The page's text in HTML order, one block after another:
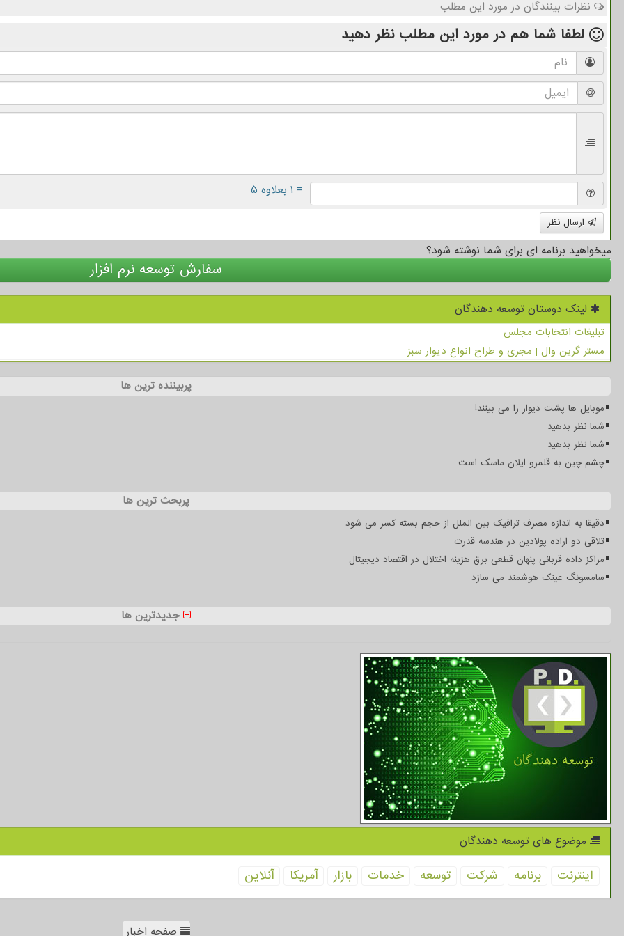
نظرات بینندگان در مورد این مطلب
لطفا شما هم در مورد این مطلب نظر دهید
= ۱ بعلاوه ۵
ارسال نظر
میخواهید برنامه ای برای شما نوشته شود؟
سفارش توسعه نرم افزار
لینک دوستان توسعه دهندگان
تبلیغات انتخابات مجلس
مستر گرین وال | مجری و طراح انواع دیوار سبز
پربیننده ترین ها
موبایل ها پشت دیوار را می بینند!
شما نظر بدهید
شما نظر بدهید
چشم چین به قلمرو ایلان ماسک است
پربحث ترین ها
دقیقا به اندازه مصرف ترافیک بین الملل از حجم بسته کسر می شود
تلاقی دو اراده پولادین در هندسه قدرت
مراکز داده قربانی پنهان قطعی برق هزینه اختلال در اقتصاد دیجیتال
سامسونگ عینک هوشمند می سازد
جدیدترین ها
موضوع های توسعه دهندگان
اینترنت برنامه شركت توسعه خدمات بازار آمریكا آنلاین
صفحه اخبار